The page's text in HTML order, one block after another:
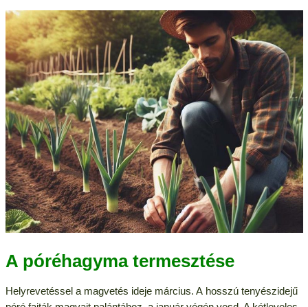
A póréhagyma termesztése
Helyrevetéssel a magvetés ideje március. A hosszú tenyészidejű